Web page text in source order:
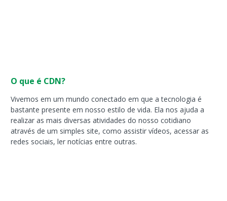
O que é CDN?
Vivemos em um mundo conectado em que a tecnologia é
bastante presente em nosso estilo de vida. Ela nos ajuda a
realizar as mais diversas atividades do nosso cotidiano
através de um simples site, como assistir vídeos, acessar as
redes sociais, ler notícias entre outras.